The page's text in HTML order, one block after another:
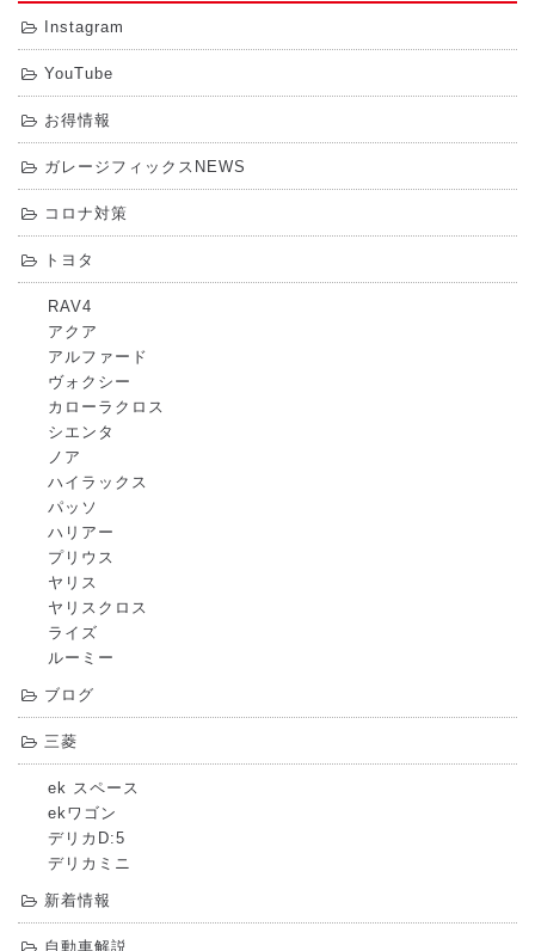
Instagram
YouTube
お得情報
ガレージフィックスNEWS
コロナ対策
トヨタ
RAV4
アクア
アルファード
ヴォクシー
カローラクロス
シエンタ
ノア
ハイラックス
パッソ
ハリアー
プリウス
ヤリス
ヤリスクロス
ライズ
ルーミー
ブログ
三菱
ek スペース
ekワゴン
デリカD:5
デリカミニ
新着情報
自動車解説